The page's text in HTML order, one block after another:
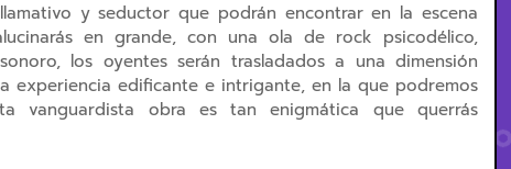
y seductor que podrán encontrar en la escena
en grande, con una ola de rock psicodélico,
los oyentes serán trasladados a una dimensión
experiencia edificante e intrigante, en la que podremos
vanguardista obra es tan enigmática que querrás